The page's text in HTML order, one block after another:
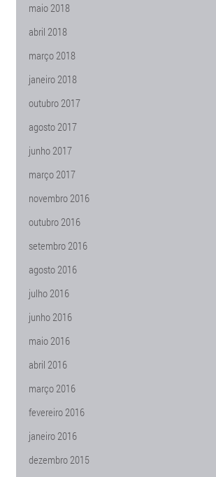
maio 2018
abril 2018
março 2018
janeiro 2018
outubro 2017
agosto 2017
junho 2017
março 2017
novembro 2016
outubro 2016
setembro 2016
agosto 2016
julho 2016
junho 2016
maio 2016
abril 2016
março 2016
fevereiro 2016
janeiro 2016
dezembro 2015